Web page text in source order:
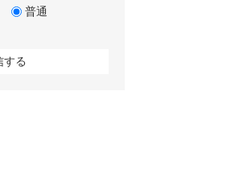
普通